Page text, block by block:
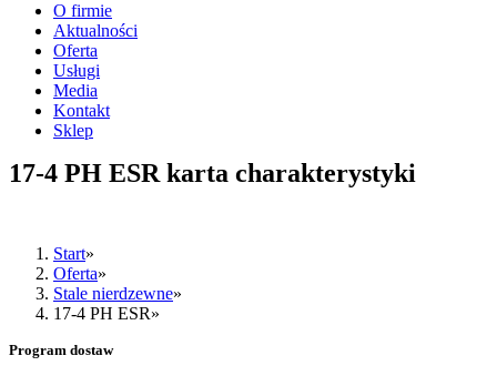
O firmie
Aktualności
Oferta
Usługi
Media
Kontakt
Sklep
17-4 PH ESR karta charakterystyki
Start
Oferta
Stale nierdzewne
17-4 PH ESR
Program dostaw